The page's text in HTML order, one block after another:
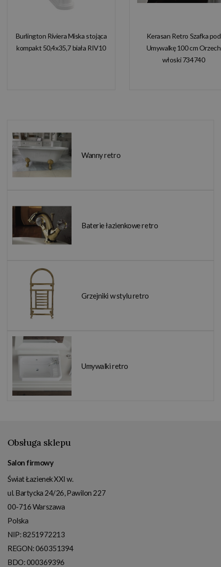
Burlington Riviera Miska stojąca
kompakt 50,4x35,7 biała RIV10
Kerasan Retro Szafka pod
Umywalkę 100 cm Orzech
włoski 734740
Wanny retro
Baterie łazienkowe retro
Grzejniki w stylu retro
Umywalki retro
Obsługa sklepu
Salon firmowy
Świat Łazienek XXI w.
ul. Bartycka 24/26, Pawilon 227
00-716Warszawa
Polska
NIP:8251972213
REGON: 060351394
BDO: 000369396